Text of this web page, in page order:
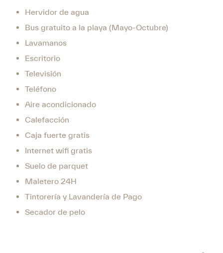
Hervidor de agua
Bus gratuito a la playa (Mayo-Octubre)
Lavamanos
Escritorio
Televisión
Teléfono
Aire acondicionado
Calefacción
Caja fuerte gratis
Internet wifi gratis
Suelo de parquet
Maletero 24H
Tintorería y Lavandería de Pago
Secador de pelo